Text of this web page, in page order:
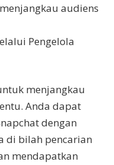
audiens
Pengelola
menjangkau
Anda dapat
dengan
di bilah pencarian
mendapatkan